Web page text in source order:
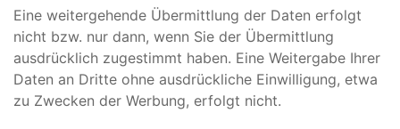
Eine weitergehende Übermittlung der Daten erfolgt
nicht bzw. nur dann, wenn Sie der Übermittlung
ausdrücklich zugestimmt haben. Eine Weitergabe Ihrer
Daten an Dritte ohne ausdrückliche Einwilligung, etwa
zu Zwecken der Werbung, erfolgt nicht.